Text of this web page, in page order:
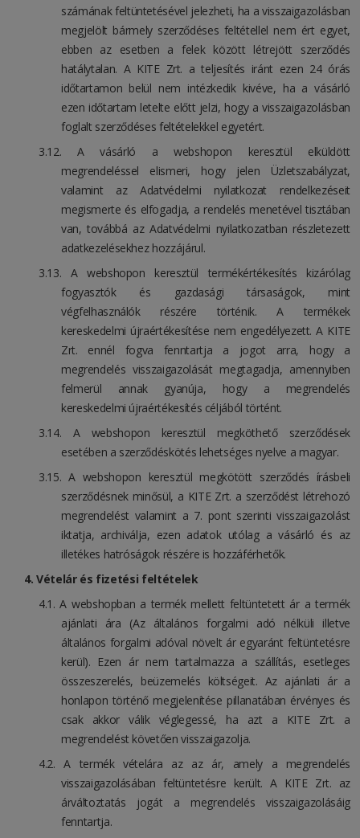
számának feltüntetésével jelezheti, ha a visszaigazolásban
megjelölt bármely szerződéses feltétellel nem ért egyet,
ebben az esetben a felek között létrejött szerződés
hatálytalan. A KITE Zrt. a teljesítés iránt ezen 24 órás
időtartamon belül nem intézkedik kivéve, ha a vásárló
ezen időtartam letelte előtt jelzi, hogy a visszaigazolásban
foglalt szerződéses feltételekkel egyetért.
A vásárló a webshopon keresztül elküldött
megrendeléssel elismeri, hogy jelen Üzletszabályzat,
valamint az Adatvédelmi nyilatkozat rendelkezéseit
megismerte és elfogadja, a rendelés menetével tisztában
van, továbbá az Adatvédelmi nyilatkozatban részletezett
adatkezelésekhez hozzájárul.
A webshopon keresztül termékértékesítés kizárólag
fogyasztók és gazdasági társaságok, mint
végfelhasználók részére történik. A termékek
kereskedelmi újraértékesítése nem engedélyezett. A KITE
Zrt. ennél fogva fenntartja a jogot arra, hogy a
megrendelés visszaigazolását megtagadja, amennyiben
felmerül annak gyanúja, hogy a megrendelés
kereskedelmi újraértékesítés céljából történt.
A webshopon keresztül megköthető szerződések
esetében a szerződéskötés lehetséges nyelve a magyar.
A webshopon keresztül megkötött szerződés írásbeli
szerződésnek minősül, a KITE Zrt. a szerződést létrehozó
megrendelést valamint a 7. pont szerinti visszaigazolást
iktatja, archiválja, ezen adatok utólag a vásárló és az
illetékes hatróságok részére is hozzáférhetők.
Vételár és fizetési feltételek
A webshopban a termék mellett feltüntetett ár a termék
ajánlati ára (Az általános forgalmi adó nélküli illetve
általános forgalmi adóval növelt ár egyaránt feltüntetésre
kerül). Ezen ár nem tartalmazza a szállítás, esetleges
összeszerelés, beüzemelés költségeit. Az ajánlati ár a
honlapon történő megjelenítése pillanatában érvényes és
csak akkor válik véglegessé, ha azt a KITE Zrt. a
megrendelést követően visszaigazolja.
A termék vételára az az ár, amely a megrendelés
visszaigazolásában feltüntetésre került. A KITE Zrt. az
árváltoztatás jogát a megrendelés visszaigazolásáig
fenntartja.